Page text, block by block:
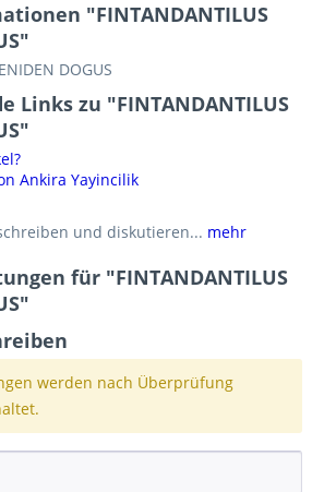
"FINTANDANTILUS
DOGUS
Links zu "FINTANDANTILUS
Ankira Yayincilik
und diskutieren... mehr
für "FINTANDANTILUS
werden nach Überprüfung